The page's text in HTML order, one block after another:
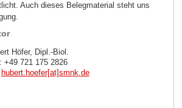
Auch dieses Belegmaterial steht uns
Höfer, Dipl.-Biol.
+49 721 175 2826
hubert.hoefer[at]smnk.de